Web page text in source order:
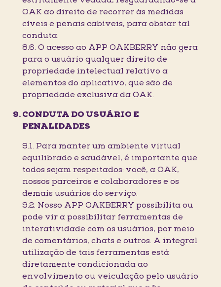
OAK ao direito de recorrer às medidas
cíveis e penais cabíveis, para obstar tal
conduta.
8.6. O acesso ao APP OAKBERRY não gera
para o usuário qualquer direito de
propriedade intelectual relativo a
elementos do aplicativo, que são de
propriedade exclusiva da OAK.
CONDUTA DO USUÁRIO E
PENALIDADES
9.1. Para manter um ambiente virtual
equilibrado e saudável, é importante que
todos sejam respeitados: você, a OAK,
nossos parceiros e colaboradores e os
demais usuários do serviço.
9.2. Nosso APP OAKBERRY possibilita ou
pode vir a possibilitar ferramentas de
interatividade com os usuários, por meio
de comentários, chats e outros. A integral
utilização de tais ferramentas está
diretamente condicionada ao
envolvimento ou veiculação pelo usuário